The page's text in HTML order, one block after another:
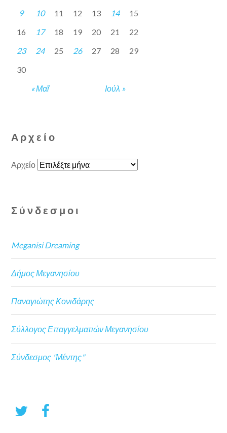
« Μαΐ Ιούλ »
9
10 11 12 13 14
15
16
17 18 19 20 21
22
23
24 25 26 27 28
29
30
Αρχείο
Αρχείο
Σύνδεσμοι
Meganisi Dreaming
Δήμος Μεγανησίου
Παναγιώτης Κονιδάρης
Σύλλογος Επαγγελματιών Μεγανησίου
Σύνδεσμος "Μέντης"